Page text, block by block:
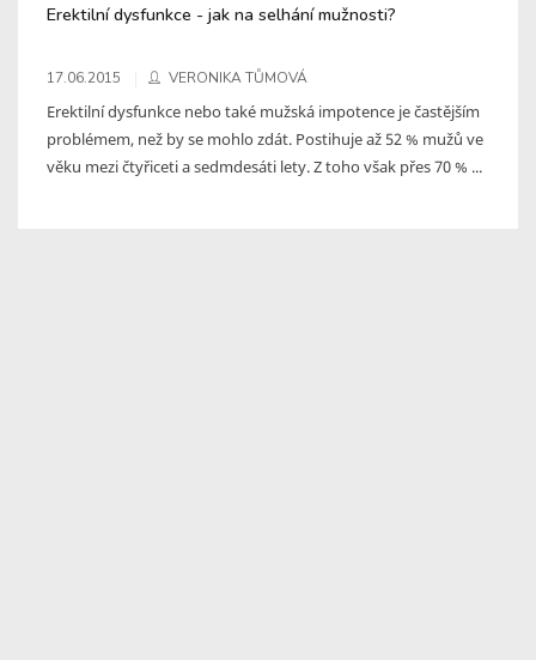
Erektilní dysfunkce - jak na selhání mužnosti?
17.06.2015 VERONIKA TŮMOVÁ
Erektilní dysfunkce nebo také mužská impotence je častějším
problémem, než by se mohlo zdát. Postihuje až 52 % mužů ve
věku mezi čtyřiceti a sedmdesáti lety. Z toho však přes 70 % ...